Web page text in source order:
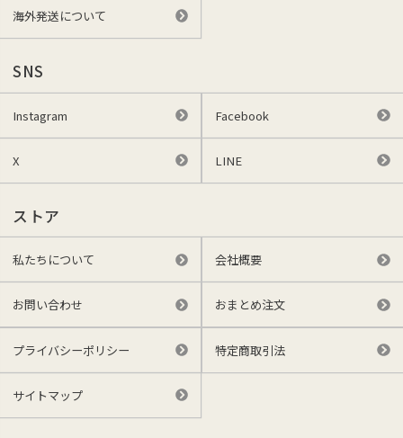
海外発送について
SNS
Instagram Facebook
X LINE
ストア
私たちについて 会社概要
お問い合わせ おまとめ注文
プライバシーポリシー 特定商取引法
サイトマップ